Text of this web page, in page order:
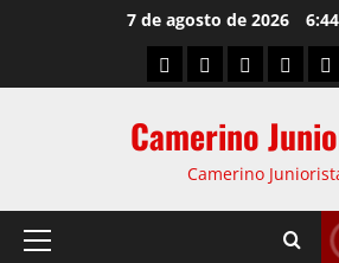
7 de agosto de 2026
Camerino
Camerino